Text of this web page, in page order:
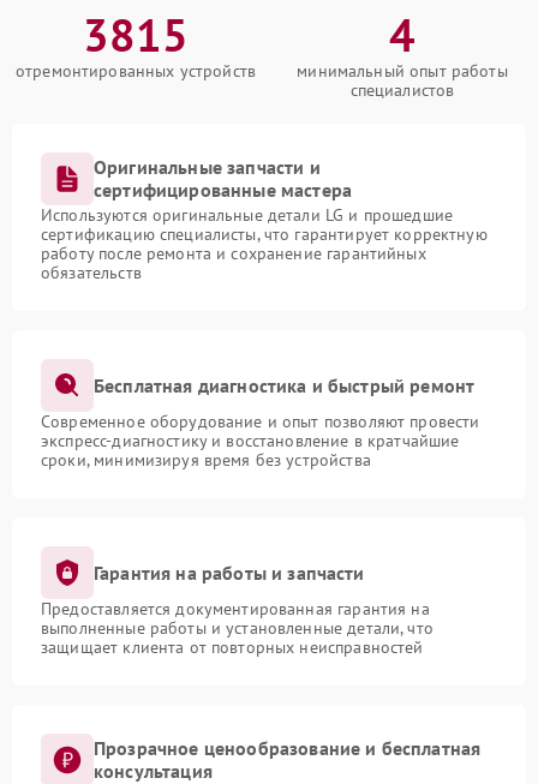
3815
отремонтированных устройств
4
минимальный опыт работы
специалистов
Оригинальные запчасти и
сертифицированные мастера
Используются оригинальные детали LG и прошедшие
сертификацию специалисты, что гарантирует корректную
работу после ремонта и сохранение гарантийных
обязательств
Бесплатная диагностика и быстрый ремонт
Современное оборудование и опыт позволяют провести
экспресс-диагностику и восстановление в кратчайшие
сроки, минимизируя время без устройства
Гарантия на работы и запчасти
Предоставляется документированная гарантия на
выполненные работы и установленные детали, что
защищает клиента от повторных неисправностей
Прозрачное ценообразование и бесплатная
консультация